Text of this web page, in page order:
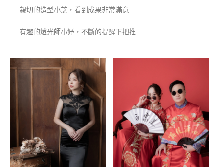
親切的造型小芝，看到成果非常滿意
有趣的燈光師小妤，不斷的提醒下把推